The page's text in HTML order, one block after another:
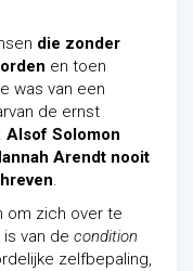
die zonder
en toen
was van een
de ernst
Alsof Solomon
Arendt nooit
.
om zich over te
van de condition
zelfbepaling,